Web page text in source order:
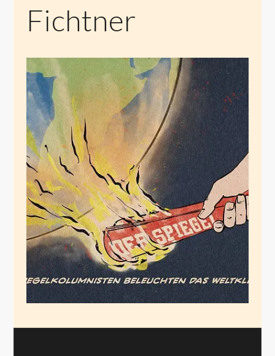
Fichtner
„In der Hitze
tropischer Nächte
fühlen sich
Besserwisser
pudelwohl“
Juli 2, 2026